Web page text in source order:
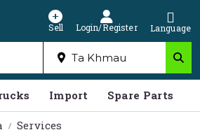
Sell Login/Register Language
Import Spare Parts
Services